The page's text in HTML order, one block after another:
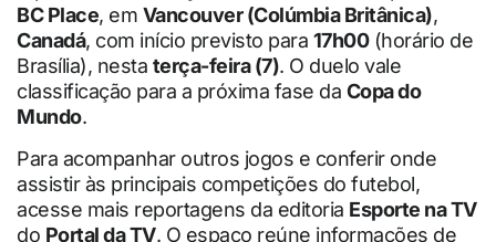
BC Place, em Vancouver (Colúmbia Britânica),
Canadá, com início previsto para 17h00(horário de
Brasília), nesta terça-feira (7). O duelo vale
classificação para a próxima fase da Copa do
Mundo.
Para acompanhar outros jogos e conferir onde
assistir às principais competições do futebol,
acesse mais reportagens da editoria Esporte na TV
do Portal da TV. O espaço reúne informações de